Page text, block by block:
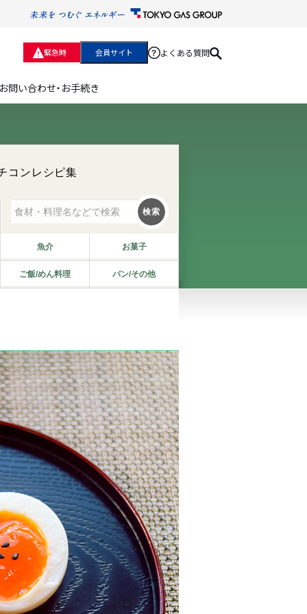
緊急時 会員サイト よくある質問
問い合わせ・お手続き
コンレシピ集
検索
魚介 お菓子
ご飯/めん料理 パン/その他